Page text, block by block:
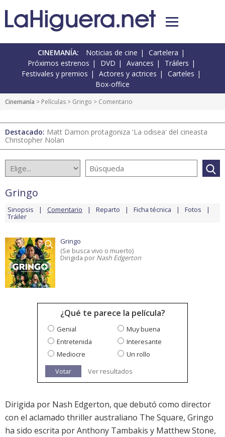
CINEMANÍA: Noticias de cine
Cartelera
Próximos estrenos
DVD Avances
Tráilers
Festivales y premios
Actores y actrices
Carteles
Box-office
Cinemanía > Películas > Gringo > Comentario
Destacado: Matt Damon protagoniza 'La odisea' del cineasta
Christopher Nolan
Gringo
Sinopsis Comentario Reparto Ficha técnica Fotos
Tráiler
Gringo
(Se busca vivo o muerto)
Dirigida por Nash Edgerton
¿Qué te parece la película?
Genial
Muy buena
Entretenida
Interesante
Mediocre
Un rollo
Votar
Ver resultados
Dirigida por Nash Edgerton, que debutó como director
con el aclamado thriller australiano The Square, Gringo
ha sido escrita por Anthony Tambakis y Matthew Stone,